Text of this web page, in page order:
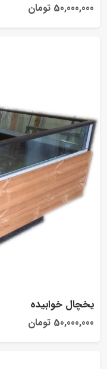
50,000,000 تومان
یخچال خوابیده
50,000,000 تومان